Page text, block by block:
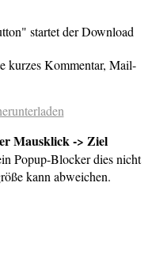
startet der Download
kurzes Kommentar, Mail-
Mausklick -> Ziel
Popup-Blocker dies nicht
kann abweichen.